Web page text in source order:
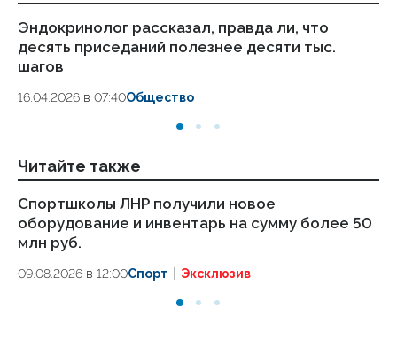
Эндокринолог рассказал, правда ли, что
десять приседаний полезнее десяти тыс.
шагов
16.04.2026 в 07:40Общество
Читайте также
Спортшколы ЛНР получили новое
оборудование и инвентарь на сумму более 50
млн руб.
09.08.2026 в 12:00Спорт Эксклюзив